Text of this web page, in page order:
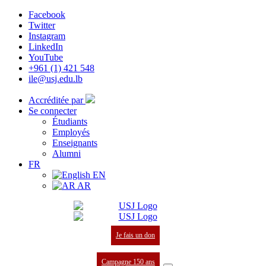
Facebook
Twitter
Instagram
LinkedIn
YouTube
+961 (1) 421 548
ile@usj.edu.lb
Accréditée par
Se connecter
Étudiants
Employés
Enseignants
Alumni
FR
EN
AR
Je fais un don
Campagne 150 ans